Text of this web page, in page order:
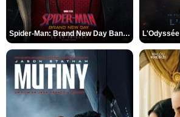
Spider-Man: Brand New Day Bande-annonce VO STFR